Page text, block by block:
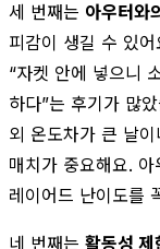
세 번째는 아우터와
피감이 생길 수 있
“자켓 안에 넣으니
하다”는 후기가 많
외 온도차가 큰 날
매치가 중요해요.
레이어드 난이도를
네 번째는 활동성 제